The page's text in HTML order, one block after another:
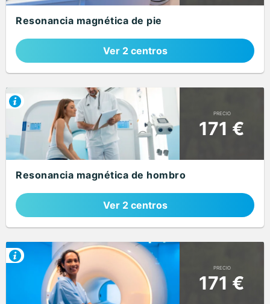
Resonancia magnética de pie
Ver 2 centros
PRECIO
171 €
Resonancia magnética de hombro
Ver 2 centros
PRECIO
171 €